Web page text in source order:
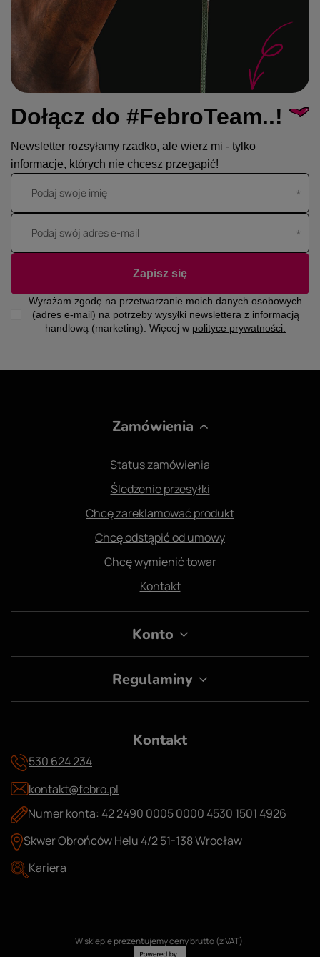
Dołącz do #FebroTeam..!
Newsletter rozsyłamy rzadko, ale wierz mi - tylko
informacje, których nie chcesz przegapić!
Podaj swoje imię
Podaj swój adres e-mail
Wyrażam zgodę na przetwarzanie moich danych osobowych
(adres e-mail) na potrzeby wysyłki newslettera z informacją
handlową (marketing). Więcej w polityce prywatności.
Zapisz się
Zamówienia
Status zamówienia
Śledzenie przesyłki
Chcę zareklamować produkt
Chcę odstąpić od umowy
Chcę wymienić towar
Kontakt
Konto
Regulaminy
Kontakt
530 624 234
kontakt@febro.pl
Numer konta: 42 2490 0005 0000 4530 1501 4926
Skwer Obrońców Helu 4/2 51-138 Wrocław
Kariera
W sklepie prezentujemy ceny brutto (z VAT).